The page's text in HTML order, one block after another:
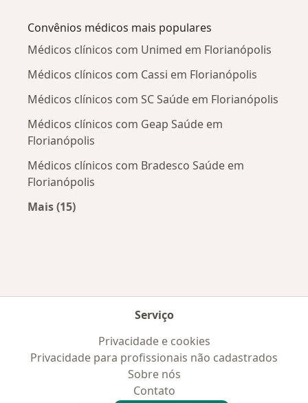
Convênios médicos mais populares
Médicos clínicos com Unimed em Florianópolis
Médicos clínicos com Cassi em Florianópolis
Médicos clínicos com SC Saúde em Florianópolis
Médicos clínicos com Geap Saúde em
Florianópolis
Médicos clínicos com Bradesco Saúde em
Florianópolis
Mais (15)
Serviço
Privacidade e cookies
Privacidade para profissionais não cadastrados
Sobre nós
Contato